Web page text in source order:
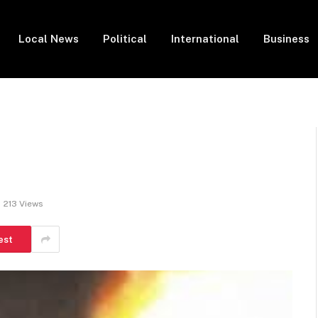
Local News Political International Business
213 Views